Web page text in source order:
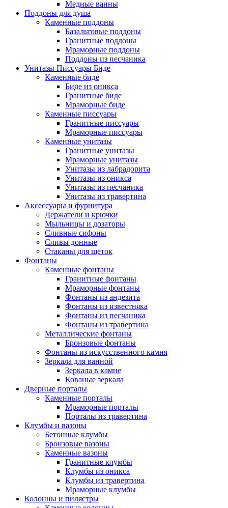
Медные ванны
Поддоны для душа
Каменные поддоны
Базальтовые поддоны
Гранитные поддоны
Мраморные поддоны
Поддоны из песчаника
Унитазы Писсуары Биде
Каменные биде
Биде из оникса
Гранитные биде
Мраморные биде
Каменные писсуары
Гранитные писсуары
Мраморные писсуары
Каменные унитазы
Гранитные унитазы
Мраморные унитазы
Унитазы из лабрадорита
Унитазы из оникса
Унитазы из песчаника
Унитазы из травертина
Аксессуары и фурнитура
Держатели и крючки
Мыльницы и дозаторы
Сливные сифоны
Сливы донные
Стаканы для щеток
Фонтаны
Каменные фонтаны
Гранитные фонтаны
Мраморные фонтаны
Фонтаны из андезита
Фонтаны из известняка
Фонтаны из песчаника
Фонтаны из травертина
Металлические фонтаны
Бронзовые фонтаны
Фонтаны из искусственного камня
Зеркала для ванной
Зеркала в камне
Кованые зеркала
Дверные порталы
Каменные порталы
Мраморные порталы
Порталы из травертина
Клумбы и вазоны
Бетонные клумбы
Бронзовые вазоны
Каменные вазоны
Гранитные клумбы
Клумбы из оникса
Клумбы из травертина
Мраморные клумбы
Колонны и пилястры